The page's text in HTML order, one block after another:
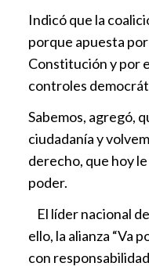
Indicó que la
porque apuesta
Constitución y por
controles
Sabemos, agregó,
ciudadanía y
derecho, que hoy
poder.
El líder nacional
ello, la alianza “Va
con